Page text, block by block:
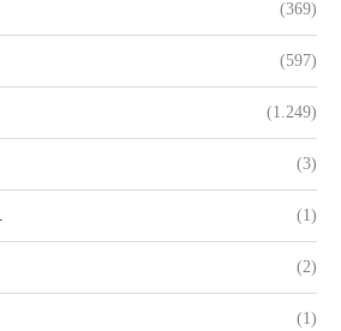
(369)
(597)
(1.249)
(3)
(1)
(2)
(1)